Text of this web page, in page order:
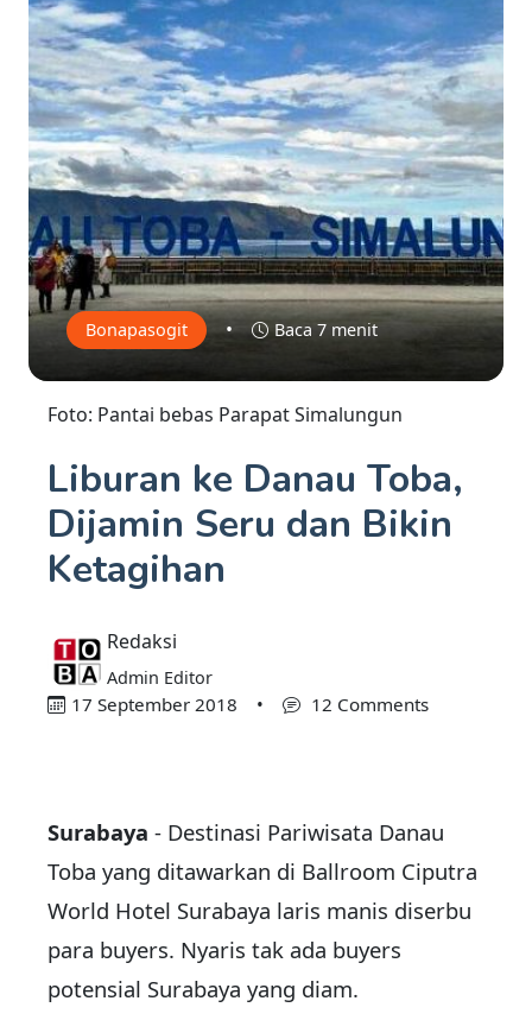
Bonapasogit • Baca 7 menit
Foto: Pantai bebas Parapat Simalungun
Liburan ke Danau Toba,
Dijamin Seru dan Bikin
Ketagihan
Redaksi
Admin Editor
17 September 2018 • 12 Comments
Surabaya - Destinasi Pariwisata Danau
Toba yang ditawarkan di Ballroom Ciputra
World Hotel Surabaya laris manis diserbu
para buyers. Nyaris tak ada buyers
potensial Surabaya yang diam.